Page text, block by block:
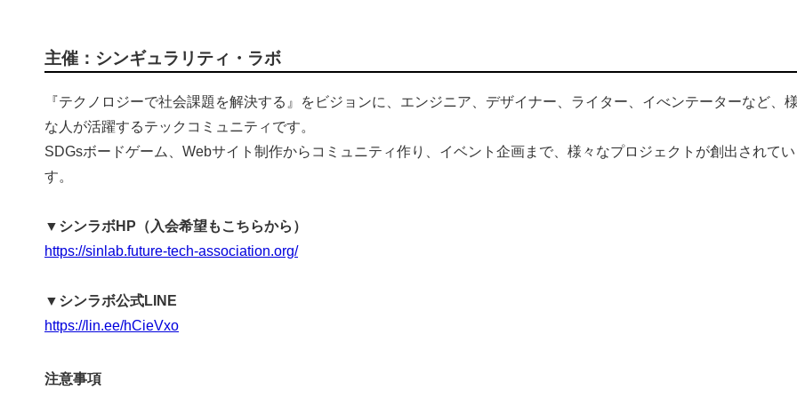
主催：シンギュラリティ・ラボ
『テクノロジーで社会課題を解決する』をビジョンに、エンジニア、デザイナー、ライター、イべンテーターなど、
な人が活躍するテックコミュニティです。
SDGsボードゲーム、Webサイト制作からコミュニティ作り、イベント企画まで、様々なプロジェクトが創出されて
す。
▼シンラボHP（入会希望もこちらから）
https://sinlab.future-tech-association.org/
▼シンラボ公式LINE
https://lin.ee/hCieVxo
注意事項